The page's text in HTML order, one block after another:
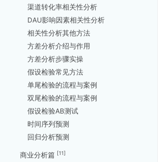
渠道转化率相关性分析
DAU影响因素相关性分析
相关性分析其他方法
方差分析介绍与作用
方差分析步骤实操
假设检验常见方法
单尾检验的流程与案例
双尾检验的流程与案例
假设检验AB测试
时间序列预测
回归分析预测
商业分析篇 [11]